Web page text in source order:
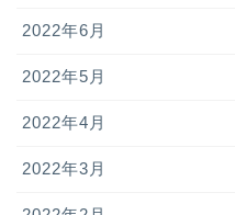
2022年6月
2022年5月
2022年4月
2022年3月